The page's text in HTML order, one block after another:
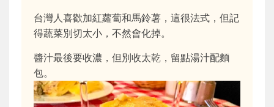
台灣人喜歡加紅蘿蔔和馬鈴薯，這很法式，但記
得蔬菜別切太小，不然會化掉。
醬汁最後要收濃，但別收太乾，留點湯汁配麵
包。